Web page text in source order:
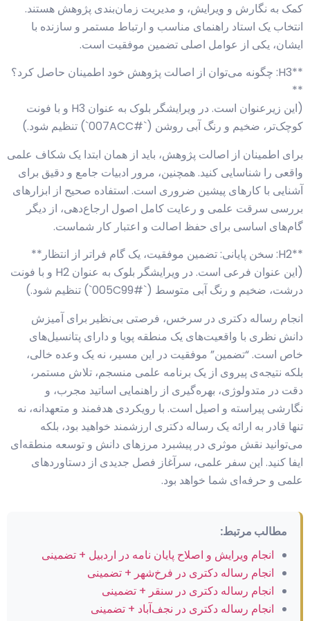
کمک به نگارش و ویرایش، و مدیریت زمان‌بندی پژوهش هستند.
انتخاب یک استاد راهنمای مناسب و ارتباط مستمر و سازنده با
ایشان، یکی از عوامل اصلی تضمین موفقیت است.
**H3: چگونه می‌توان از اصالت پژوهش خود اطمینان حاصل کرد؟
**
(این زیرعنوان است. در ویرایشگر بلوک به عنوان H3 و با فونت
کوچک‌تر، ضخیم و رنگ آبی روشن (`#007ACC`) تنظیم شود.)
برای اطمینان از اصالت پژوهش، باید از همان ابتدا یک شکاف علمی
واقعی را شناسایی کنید. همچنین، مرور ادبیات جامع و دقیق برای
آشنایی با کارهای پیشین ضروری است. استفاده صحیح از ابزارهای
بررسی سرقت علمی و رعایت کامل اصول ارجاع‌دهی، از دیگر
گام‌های اساسی برای حفظ اصالت و اعتبار کار شماست.
**H2: سخن پایانی: تضمین موفقیت، یک گام فراتر از انتظار**
(این عنوان فرعی است. در ویرایشگر بلوک به عنوان H2 و با فونت
درشت، ضخیم و رنگ آبی متوسط (`#005C99`) تنظیم شود.)
انجام رساله دکتری در سرخس، فرصتی بی‌نظیر برای آمیزش
دانش نظری با واقعیت‌های یک منطقه پویا و دارای پتانسیل‌های
خاص است. “تضمین” موفقیت در این مسیر، نه یک وعده خالی،
بلکه نتیجه‌ی پیروی از یک برنامه علمی منسجم، تلاش مستمر،
دقت در متدولوژی، بهره‌گیری از راهنمایی اساتید مجرب، و
نگارشی پیراسته و اصیل است. با رویکردی هدفمند و متعهدانه، نه
تنها قادر به ارائه یک رساله دکتری ارزشمند خواهید بود، بلکه
می‌توانید نقش موثری در پیشبرد مرزهای دانش و توسعه منطقه‌ای
ایفا کنید. این سفر علمی، سرآغاز فصل جدیدی از دستاوردهای
علمی و حرفه‌ای شما خواهد بود.
مطالب مرتبط:
انجام ویرایش و اصلاح پایان نامه در اردبیل + تضمینی
انجام رساله دکتری در فرخ‌شهر + تضمینی
انجام رساله دکتری در سنقر + تضمینی
انجام رساله دکتری در نجف‌آباد + تضمینی